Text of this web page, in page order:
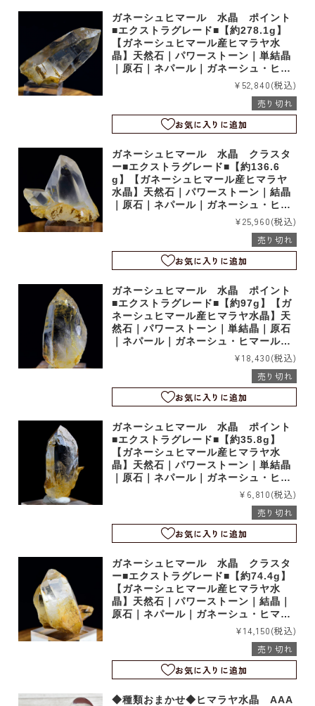
ガネーシュヒマール 水晶 ポイント
■エクストラグレード■【約278.1g】
【ガネーシュヒマール産ヒマラヤ水
晶】天然石｜パワーストーン｜単結晶
｜原石｜ネパール｜ガネーシュ・ヒマ
ール産｜ヒンドゥン｜シェルトン｜b6
¥52,840(税込)
売り切れ
お気に入りに追加
ガネーシュヒマール 水晶 クラスタ
ー■エクストラグレード■【約136.6
g】【ガネーシュヒマール産ヒマラヤ
水晶】天然石｜パワーストーン｜結晶
｜原石｜ネパール｜ガネーシュ・ヒマ
ール産｜ヒンドゥン｜シェルトン｜b6
¥25,960(税込)
売り切れ
お気に入りに追加
ガネーシュヒマール 水晶 ポイント
■エクストラグレード■【約97g】【ガ
ネーシュヒマール産ヒマラヤ水晶】天
然石｜パワーストーン｜単結晶｜原石
｜ネパール｜ガネーシュ・ヒマール産
｜ヒンドゥン｜シェルトン｜b6847
¥18,430(税込)
売り切れ
お気に入りに追加
ガネーシュヒマール 水晶 ポイント
■エクストラグレード■【約35.8g】
【ガネーシュヒマール産ヒマラヤ水
晶】天然石｜パワーストーン｜単結晶
｜原石｜ネパール｜ガネーシュ・ヒマ
ール産｜ヒンドゥン｜シェルトン｜b6
¥6,810(税込)
売り切れ
お気に入りに追加
ガネーシュヒマール 水晶 クラスタ
ー■エクストラグレード■【約74.4g】
【ガネーシュヒマール産ヒマラヤ水
晶】天然石｜パワーストーン｜結晶｜
原石｜ネパール｜ガネーシュ・ヒマー
ル産｜ヒンドゥン｜シェルトン｜b684
¥14,150(税込)
売り切れ
お気に入りに追加
◆種類おまかせ◆ヒマラヤ水晶 AAA